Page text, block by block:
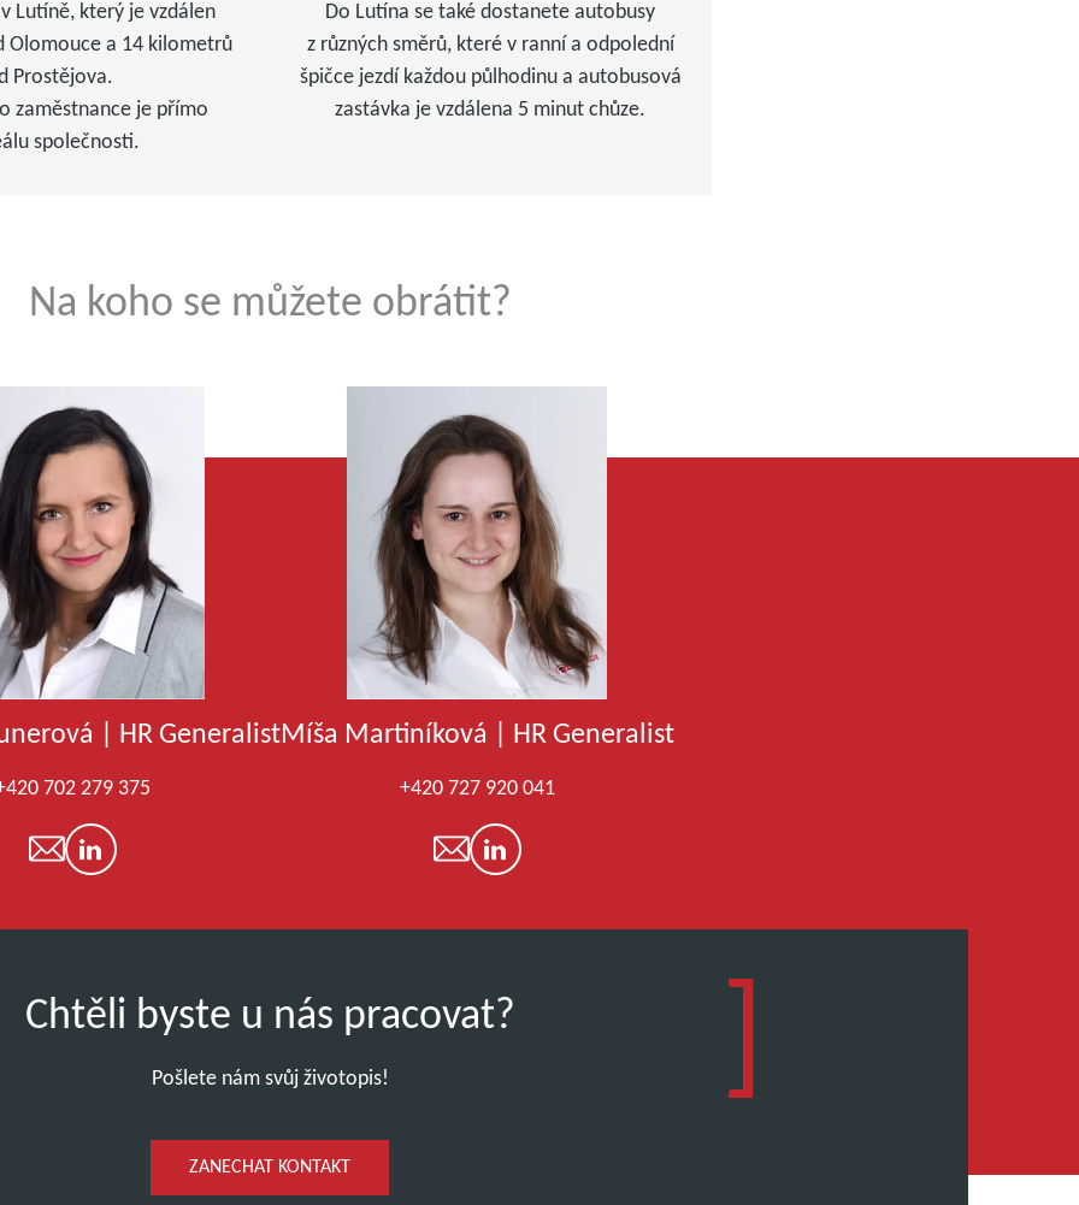
Lutíně, který je vzdálen
Olomouce a 14 kilometrů
Prostějova.
zaměstnance je přímo
společnosti.
Do Lutína se také dostanete autobusy
z různých směrů, které v ranní a odpolední
špičce jezdí každou půlhodinu a autobusová
zastávka je vzdálena 5 minut chůze.
Na koho se můžete obrátit?
| HR Generalist
702 279 375
Míša Martiníková | HR Generalist
+420 727 920 041
Chtěli byste u nás pracovat?
Pošlete nám svůj životopis!
ZANECHAT KONTAKT